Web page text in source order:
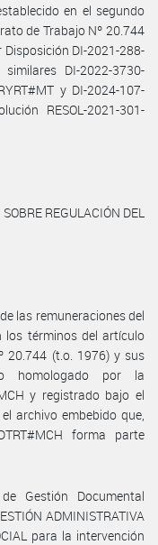
en el segundo
de Trabajo Nº 20.744
DI-2021-288-
DI-2022-3730-
y DI-2024-107-
RESOL-2021-301-
REGULACIÓN DEL
las remuneraciones del
los términos del artículo
20.744 (t.o. 1976) y sus
homologado por la
y registrado bajo el
archivo embebido que,
forma parte
Gestión Documental
ADMINISTRATIVA
para la intervención